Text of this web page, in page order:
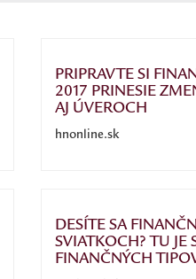
PRIPRAVTE SI
2017 PRINESIE
AJ ÚVEROCH
hnonline.sk
DESÍTE SA
SVIATKOCH? TU JE
FINANČNÝCH